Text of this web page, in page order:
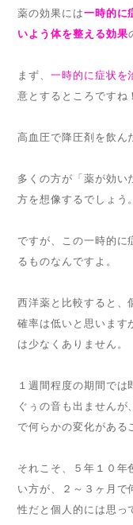
薬の効果には一時的に
いよう体を整える効果
まず、一時的に症状を
意とするところですね！
高血圧で降圧剤を飲ん
多くの方が「薬が効い
方を想像するでしょう。
ですが、この一時的に
るものなんですよ。
西洋薬と比較すると、
確率は低いと思います
は少なくありません。
１週間程度の期間で
ぐぅの音も出ません
で何らかの変化がある
それこそ、５年１０年
い方が、２～３ヶ月で
性だと個人的には思っ